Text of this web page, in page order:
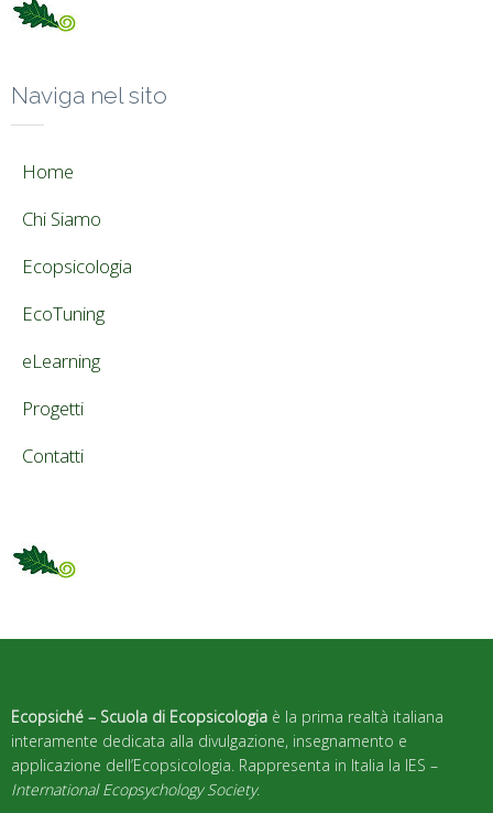
Naviga nel sito
Home
Chi Siamo
Ecopsicologia
EcoTuning
eLearning
Progetti
Contatti
Ecopsiché – Scuola di Ecopsicologia è la prima realtà italiana
interamente dedicata alla divulgazione, insegnamento e
applicazione dell’Ecopsicologia. Rappresenta in Italia la IES –
International Ecopsychology Society.